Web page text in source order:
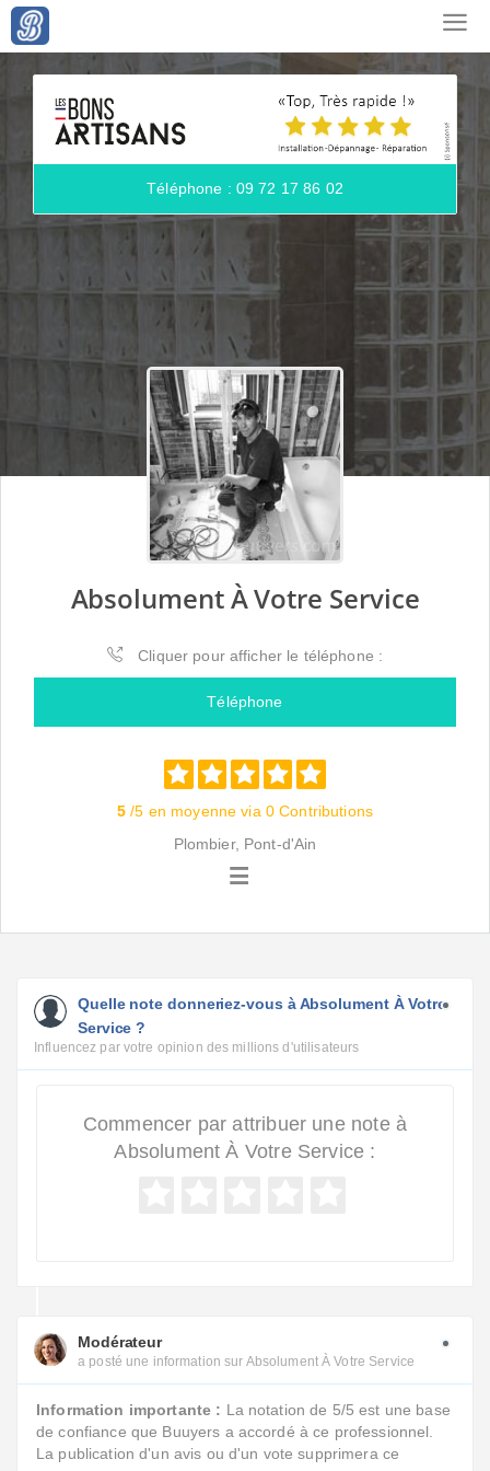
Téléphone : 09 72 17 86 02
Absolument À Votre Service
Cliquer pour afficher le téléphone :
Téléphone
5 /5 en moyenne via 0 Contributions
Plombier, Pont-d'Ain
Quelle note donneriez-vous à Absolument À Votre
Service ?
Influencez par votre opinion des millions d'utilisateurs
Commencer par attribuer une note à
Absolument À Votre Service :
Modérateur
a posté une information sur Absolument À Votre Service
Information importante : La notation de 5/5 est une base
de confiance que Buuyers a accordé à ce professionnel.
La publication d'un avis ou d'un vote supprimera ce